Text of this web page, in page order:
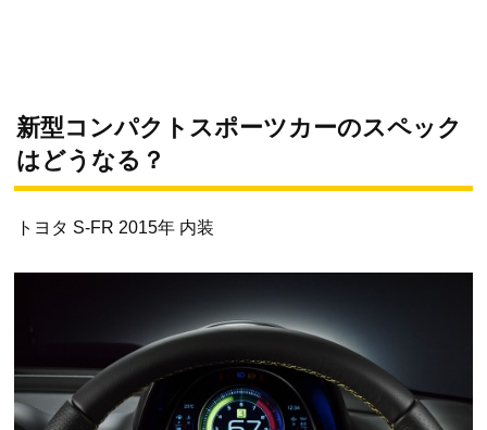
新型コンパクトスポーツカーのスペック
はどうなる？
トヨタ S-FR 2015年 内装